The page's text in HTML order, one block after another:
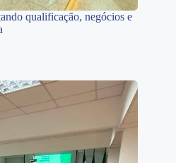
qualificação, negócios e